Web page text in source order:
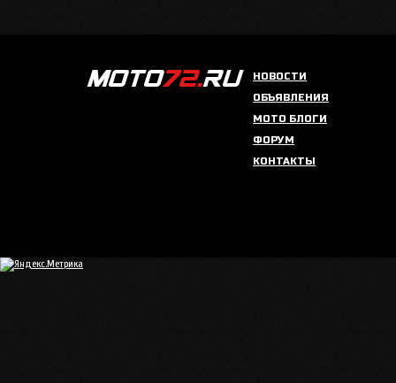
НОВОСТИ
ОБЪЯВЛЕНИЯ
МОТО БЛОГИ
ФОРУМ
КОНТАКТЫ